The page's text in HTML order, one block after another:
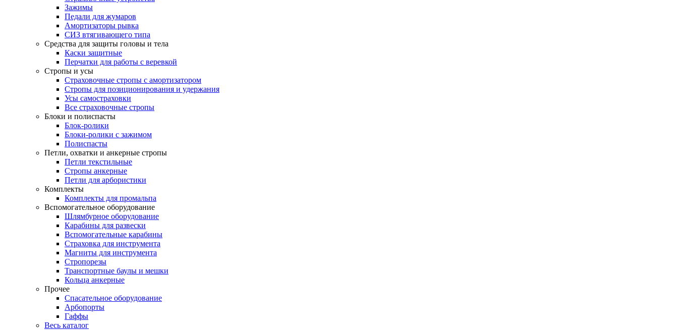
Зажимы
Педали для жумаров
Амортизаторы рывка
СИЗ втягивающего типа
Средства для защиты головы и тела
Каски защитные
Перчатки для работы с веревкой
Стропы и усы
Страховочные стропы с амортизатором
Стропы для позиционирования и удержания
Усы самостраховки
Все страховочные стропы
Блоки и полиспасты
Блок-ролики
Блоки-ролики с зажимом
Полиспасты
Петли, охватки и анкерные стропы
Петли текстильные
Стропы анкерные
Петли для арбористики
Комплекты
Комплекты для промальпа
Вспомогательное оборудование
Шлямбурное оборудование
Карабины для развески
Вспомогательные карабины
Страховка для инструмента
Магниты для инструмента
Стропорезы
Транспортные баулы и мешки
Кольца анкерные
Прочее
Спасательное оборудование
Арбопорты
Гаффы
Весь каталог